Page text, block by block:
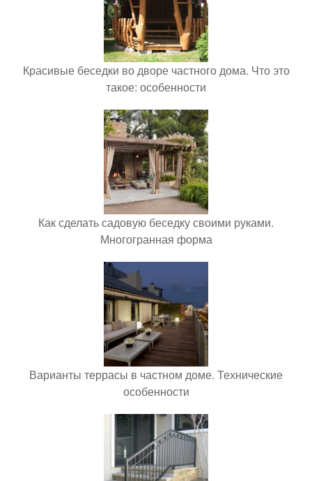
Красивые беседки во дворе частного дома. Что это
такое: особенности
Как сделать садовую беседку своими руками.
Многогранная форма
Варианты террасы в частном доме. Технические
особенности